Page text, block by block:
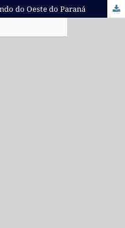
do Oeste do Paraná